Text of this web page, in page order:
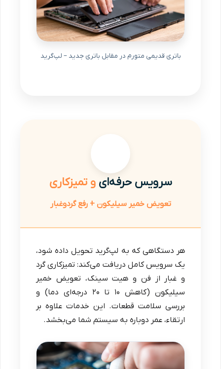
باتری قدیمی متورم در مقابل باتری جدید – لپ‌گرید
سرویس حرفه‌ایو تمیزکاری
تعویض خمیر سیلیکون + رفع گردوغبار
هر دستگاهی که به لپ‌گرید تحویل داده شود،
یک سرویس کامل دریافت می‌کند: تمیزکاری گرد
و غبار از فن و هیت سینک، تعویض خمیر
سیلیکون (کاهش ۱۰ تا ۲۰ درجه‌ای دما) و
بررسی سلامت قطعات. این خدمات علاوه بر
ارتقاء، عمر دوباره به سیستم شما می‌بخشد.